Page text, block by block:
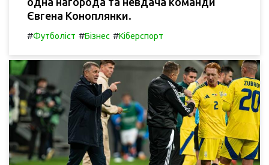
Євгена Коноплянки.
#Футболіст #Бізнес #Кіберспорт